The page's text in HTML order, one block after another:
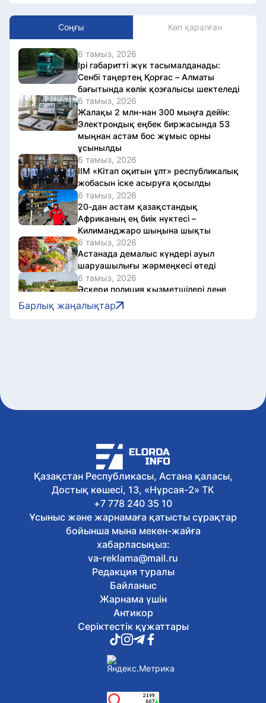
Соңғы Көп қаралған
6 тамыз, 2026
Ірі габаритті жүк тасымалданады:
Сенбі таңертең Қорғас – Алматы
бағытында көлік қозғалысы шектеледі
6 тамыз, 2026
Жалақы 2 млн-нан 300 мыңға дейін:
Электрондық еңбек биржасында 53
мыңнан астам бос жұмыс орны
ұсынылды
6 тамыз, 2026
ІІМ «Кітап оқитын ұлт» республикалық
жобасын іске асыруға қосылды
6 тамыз, 2026
20-дан астам қазақстандық
Африканың ең биік нүктесі –
Килиманджаро шыңына шықты
6 тамыз, 2026
Астанада демалыс күндері ауыл
шаруашылығы жәрмеңкесі өтеді
6 тамыз, 2026
Әскери полиция қызметшілері дене
даярлығы бойынша сынақтан өтті
6 тамыз, 2026
6 тамыз, 2026
Экологиялық кодекс жаңартылды: не
өзгереді?
6 тамыз, 2026
Қазақстан театрларында балаларға
арналған қойылымдар көбейіп келеді
6 тамыз, 2026
Жалақыдан ұсталған алиментті
аудармаған жұмыс беруші жауапқа
тартылды
6 тамыз, 2026
Балаларды интернет-алаяқтардан
қалай қорғауға болады
6 тамыз, 2026
Отандық өндірушілермен жеңіл
өнеркәсіпті дамыту мәселелері
талқыланды
6 тамыз, 2026
Астанада Абай күніне орай
тоғызқұмалақтан алғашқы қалалық
6 тамыз, 2026
Барлық жаңалықтар
Қазақстан Республикасы, Астана қаласы,
Достық көшесі, 13, «Нұрсая-2» ТК
+7 778 240 35 10
Ұсыныс және жарнамаға қатысты сұрақтар
бойынша мына мекен-жайға
хабарласыңыз:
va-reklama@mail.ru
Редакция туралы
Байланыс
Жарнама үшін
Антикор
Серіктестік құжаттары